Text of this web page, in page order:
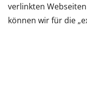
verlinkten
können wir für die